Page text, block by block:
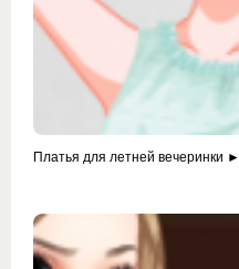
Платья для летней вечеринки ►